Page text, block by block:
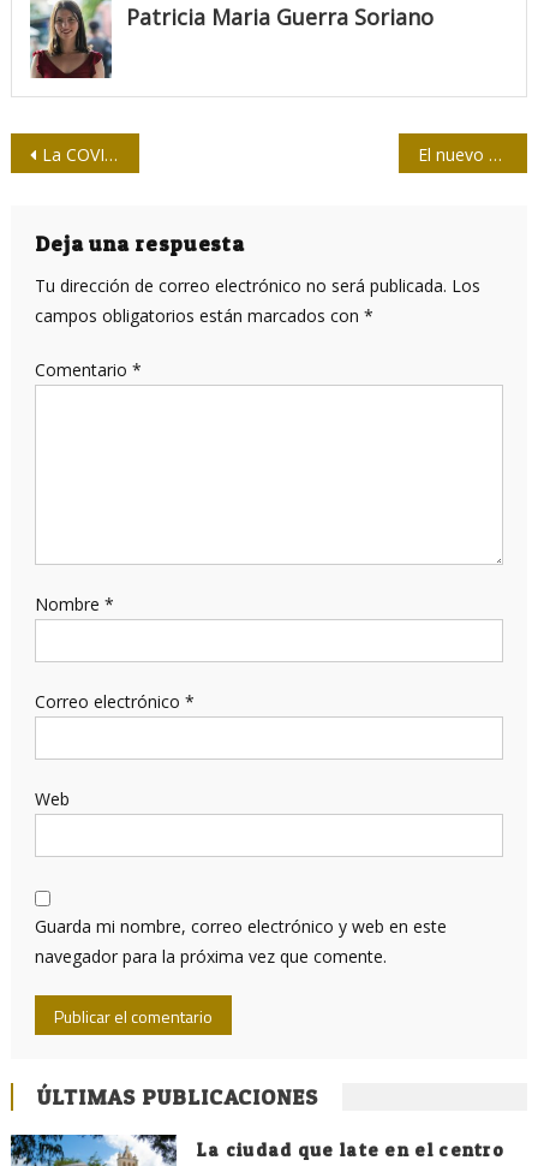
Patricia Maria Guerra Soriano
Navegación
entradas
La COVID-19 es una enfermedad multisistémica El nuevo coronavirus puede retrasar el desarrollo sostenible en el mundo, advierte la ONU
Deja una respuesta
Tu dirección de correo electrónico no será publicada. Los
campos obligatorios están marcados con *
Comentario *
Nombre *
Correo electrónico *
Web
Guarda mi nombre, correo electrónico y web en este
navegador para la próxima vez que comente.
ÚLTIMAS PUBLICACIONES
La ciudad que late en el centro